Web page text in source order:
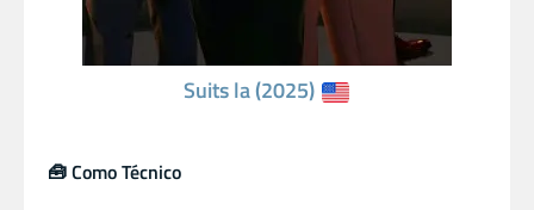
Suits la (2025)
🧰 Como Técnico